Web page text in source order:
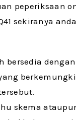
peperiksaan
sekiranya
bersedia
skema